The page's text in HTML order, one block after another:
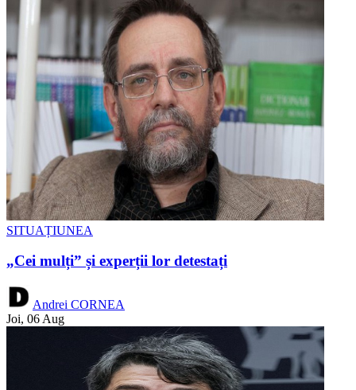
SITUAȚIUNEA
„Cei mulți” și experții lor detestați
Andrei CORNEA
Joi, 06 Aug